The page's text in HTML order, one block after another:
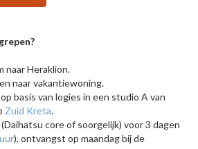
naar Heraklion.
naar vakantiewoning.
basis van logies in een studio A van
Zuid Kreta.
core of soorgelijk) voor 3 dagen
), ontvangst op maandag bij de